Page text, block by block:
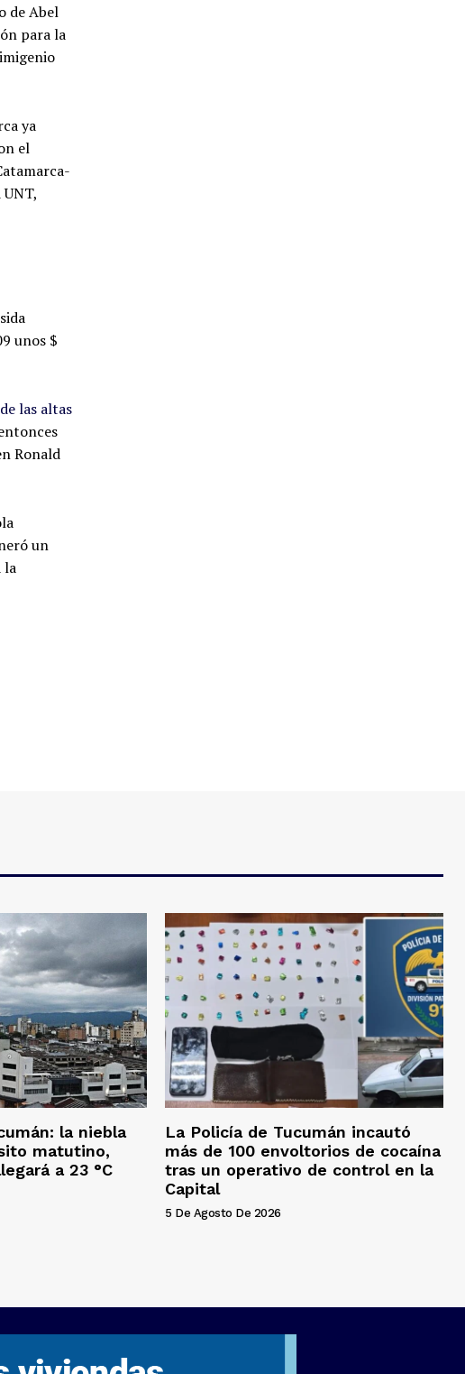
de Abel
para la
ya
el
unos $
las altas
Ronald
un
la
la niebla
matutino,
a 23 °C
La Policía de Tucumán incautó
más de 100 envoltorios de cocaína
tras un operativo de control en la
Capital
5 De Agosto De 2026